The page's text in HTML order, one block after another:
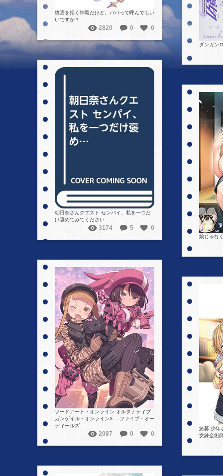
ダンガン
終焉を招く神竜だけど、パパって呼んでもい
いですか？
2820 0 0
朝日奈さんクエスト センパイ、私を一つだ
け褒めてみてください
3174 5 0
娘じゃな
詳細を見る
ソードアート・オンライン オルタナティブ
ガンゲイル・オンラインX ―ファイブ・オー
ディールズ―
2087 0 0
急募:少年
女錬金術